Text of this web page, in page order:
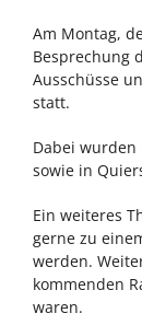
Am Montag,
Besprechung
Ausschüsse
statt.
Dabei wurden
sowie in
Ein weiteres
gerne zu
werden.
kommenden
waren.